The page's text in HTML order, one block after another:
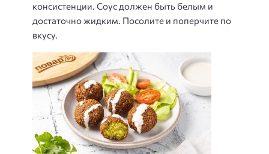
консистенции. Соус должен быть белым и
достаточно жидким. Посолите и поперчите по
вкусу.